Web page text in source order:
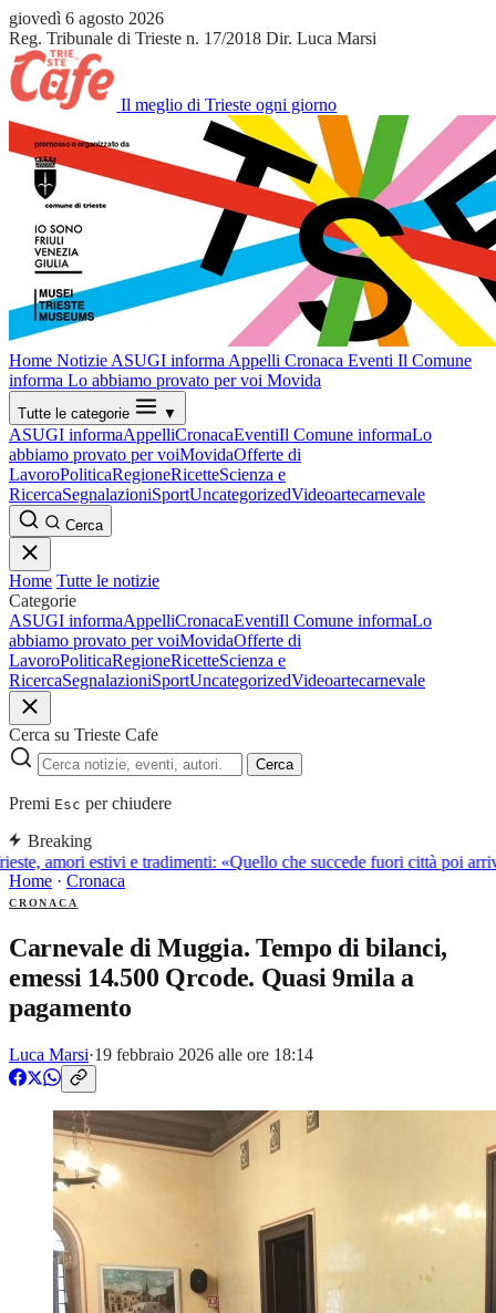
giovedì 6 agosto 2026
Reg. Tribunale di Trieste n. 17/2018 Dir. Luca Marsi
Il meglio di Trieste ogni giorno
Home Notizie ASUGI informa Appelli Cronaca Eventi Il Comune
informa Lo abbiamo provato per voi Movida
Tutte le categorie ▼
ASUGI informaAppelliCronacaEventiIl Comune informaLo
abbiamo provato per voiMovidaOfferte di
LavoroPoliticaRegioneRicetteScienza e
RicercaSegnalazioniSportUncategorizedVideoartecarnevale
Cerca
Home Tutte le notizie
Categorie
ASUGI informaAppelliCronacaEventiIl Comune informaLo
abbiamo provato per voiMovidaOfferte di
LavoroPoliticaRegioneRicetteScienza e
RicercaSegnalazioniSportUncategorizedVideoartecarnevale
Cerca su Trieste Cafe
Cerca
Premi Esc per chiudere
Breaking
amori estivi e tradimenti: «Quello che succede fuori città poi
Home · Cronaca
CRONACA
Carnevale di Muggia. Tempo di bilanci,
emessi 14.500 Qrcode. Quasi 9mila a
pagamento
Luca Marsi·19 febbraio 2026 alle ore 18:14